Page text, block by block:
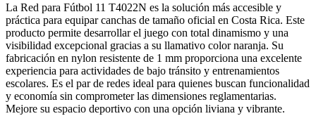
La Red para Fútbol 11 T4022N es la solución más accesible y
práctica para equipar canchas de tamaño oficial en Costa Rica. Este
producto permite desarrollar el juego con total dinamismo y una
visibilidad excepcional gracias a su llamativo color naranja. Su
fabricación en nylon resistente de 1 mm proporciona una excelente
experiencia para actividades de bajo tránsito y entrenamientos
escolares. Es el par de redes ideal para quienes buscan funcionalidad
y economía sin comprometer las dimensiones reglamentarias.
Mejore su espacio deportivo con una opción liviana y vibrante.